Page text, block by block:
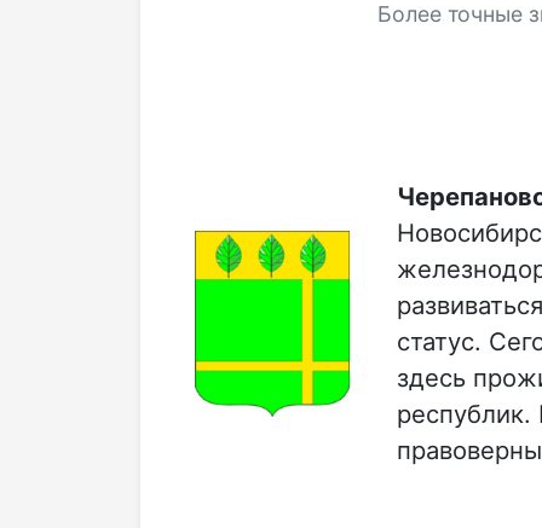
Более точные
статус.
здесь